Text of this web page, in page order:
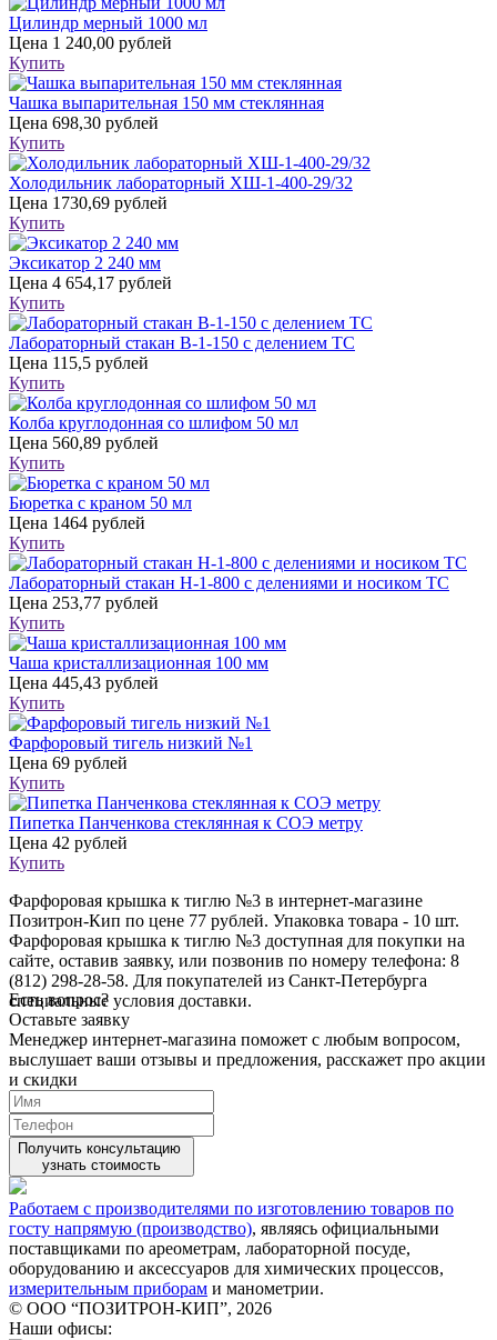
Цилиндр мерный 1000 мл
Цена 1 240,00 рублей
Купить
Чашка выпарительная 150 мм стеклянная
Цена 698,30 рублей
Купить
Холодильник лабораторный ХШ-1-400-29/32
Цена 1730,69 рублей
Купить
Эксикатор 2 240 мм
Цена 4 654,17 рублей
Купить
Лабораторный стакан В-1-150 с делением ТС
Цена 115,5 рублей
Купить
Колба круглодонная со шлифом 50 мл
Цена 560,89 рублей
Купить
Бюретка с краном 50 мл
Цена 1464 рублей
Купить
Лабораторный стакан Н-1-800 с делениями и носиком ТС
Цена 253,77 рублей
Купить
Чаша кристаллизационная 100 мм
Цена 445,43 рублей
Купить
Фарфоровый тигель низкий №1
Цена 69 рублей
Купить
Пипетка Панченкова стеклянная к СОЭ метру
Цена 42 рублей
Купить
Фарфоровая крышка к тиглю №3 в интернет-магазине
Позитрон-Кип по цене 77 рублей. Упаковка товара - 10 шт.
Фарфоровая крышка к тиглю №3 доступная для покупки на
сайте, оставив заявку, или позвонив по номеру телефона: 8
(812) 298-28-58. Для покупателей из Санкт-Петербурга
специальные условия доставки.
Есть вопрос?
Оставьте заявку
Менеджер интернет-магазина поможет с любым вопросом,
выслушает ваши отзывы и предложения, расскажет про акции
и скидки
Получить консультацию
узнать стоимость
Работаем с производителями по изготовлению товаров по
госту напрямую (производство), являясь официальными
поставщиками по ареометрам, лабораторной посуде,
оборудованию и аксессуаров для химических процессов,
измерительным приборам и манометрии.
© ООО “ПОЗИТРОН-КИП”, 2026
Наши офисы: